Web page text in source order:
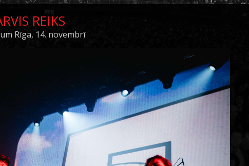
REIKS
Rīga, 14. novembrī